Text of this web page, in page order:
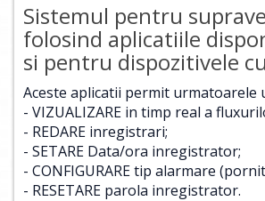
Sistemul pentru
folosind aplicatiile
si pentru dispozitivele
Aceste aplicatii permit urmatoarele
- VIZUALIZARE in timp real a
- REDARE inregistrari;
- SETARE Data/ora inregistrator;
- CONFIGURARE tip alarmare
- RESETARE parola inregistrator.